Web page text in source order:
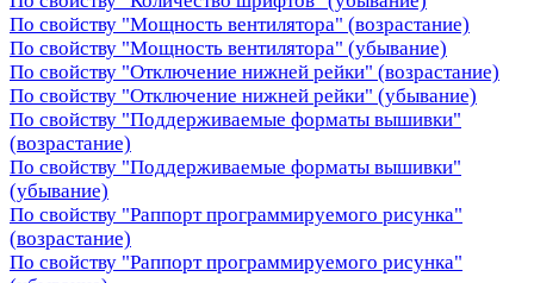
По свойству "Мощность вентилятора" (возрастание)
По свойству "Мощность вентилятора" (убывание)
По свойству "Отключение нижней рейки" (возрастание)
По свойству "Отключение нижней рейки" (убывание)
По свойству "Поддерживаемые форматы вышивки"
(возрастание)
По свойству "Поддерживаемые форматы вышивки"
(убывание)
По свойству "Раппорт программируемого рисунка"
(возрастание)
По свойству "Раппорт программируемого рисунка"